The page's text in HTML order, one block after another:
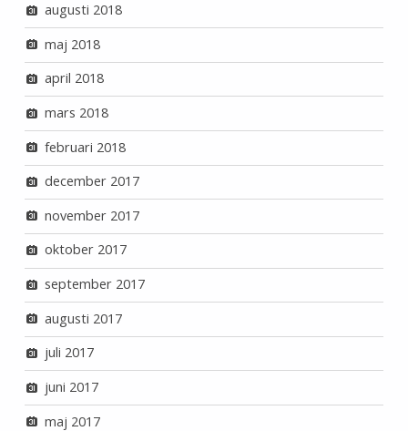
augusti 2018
maj 2018
april 2018
mars 2018
februari 2018
december 2017
november 2017
oktober 2017
september 2017
augusti 2017
juli 2017
juni 2017
maj 2017